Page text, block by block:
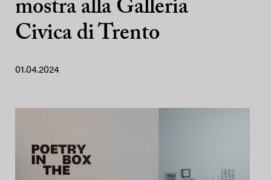
mostra alla Galleria
Civica di Trento
01.04.2024